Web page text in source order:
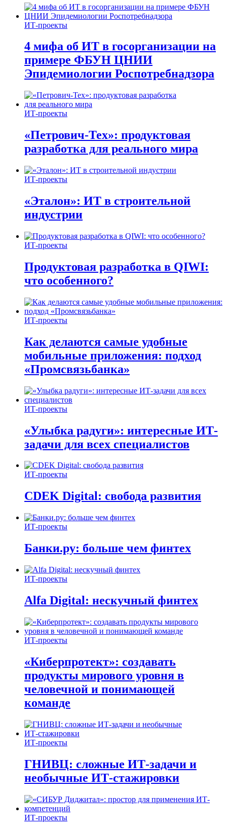
ИТ-проекты
4 мифа об ИТ в госорганизации на
примере ФБУН ЦНИИ
Эпидемиологии Роспотребнадзора
ИТ-проекты
«Петрович-Тех»: продуктовая
разработка для реального мира
ИТ-проекты
«Эталон»: ИТ в строительной
индустрии
ИТ-проекты
Продуктовая разработка в QIWI:
что особенного?
ИТ-проекты
Как делаются самые удобные
мобильные приложения: подход
«Промсвязьбанка»
ИТ-проекты
«Улыбка радуги»: интересные ИТ-
задачи для всех специалистов
ИТ-проекты
CDEK Digital: свобода развития
ИТ-проекты
Банки.ру: больше чем финтех
ИТ-проекты
Alfa Digital: нескучный финтех
ИТ-проекты
«Киберпротект»: создавать
продукты мирового уровня в
человечной и понимающей
команде
ИТ-проекты
ГНИВЦ: сложные ИТ‑задачи и
необычные ИТ‑стажировки
ИТ-проекты